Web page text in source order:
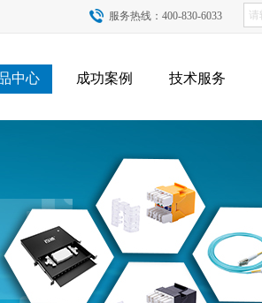
服务热线：400-830-6033
中心 成功案例 技术服务